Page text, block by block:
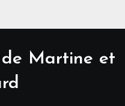
Martine et